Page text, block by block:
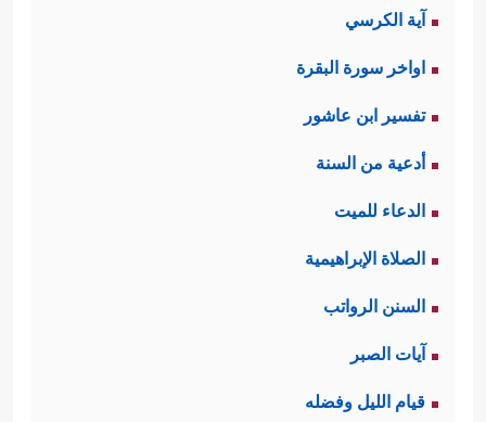
آية الكرسي
اواخر سورة البقرة
تفسير ابن عاشور
أدعية من السنة
الدعاء للميت
الصلاة الإبراهيمية
السنن الرواتب
آيات الصبر
قيام الليل وفضله